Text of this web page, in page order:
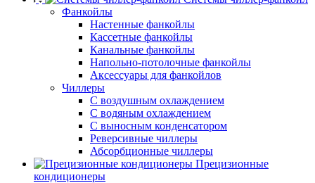
Фанкойлы
Настенные фанкойлы
Кассетные фанкойлы
Канальные фанкойлы
Напольно-потолочные фанкойлы
Аксессуары для фанкойлов
Чиллеры
С воздушным охлаждением
С водяным охлаждением
С выносным конденсатором
Реверсивные чиллеры
Абсорбционные чиллеры
Прецизионные
кондиционеры